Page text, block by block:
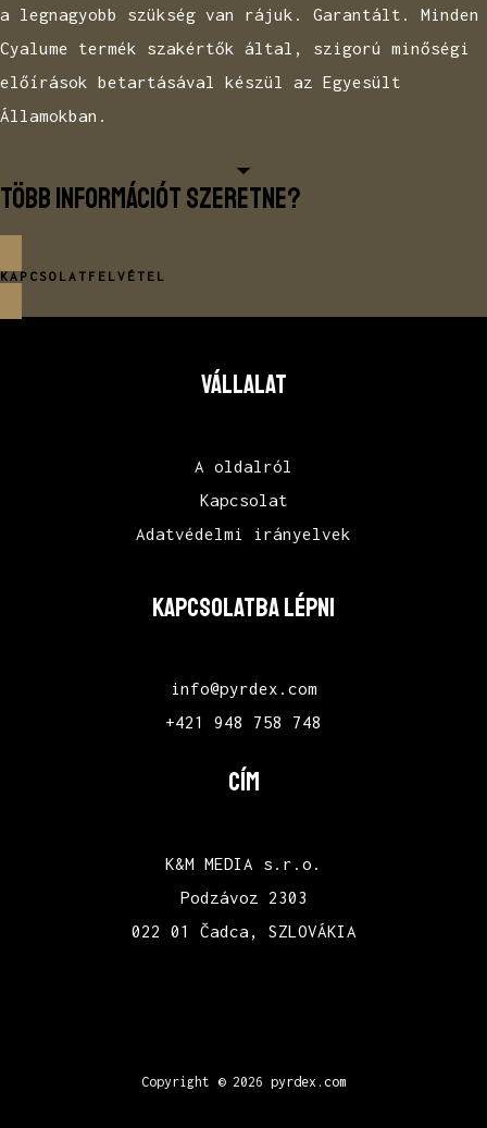
a legnagyobb szükség van rájuk. Garantált. Minden
Cyalume termék szakértők által, szigorú minőségi
előírások betartásával készül az Egyesült
Államokban.
Több információt szeretne?
KAPCSOLATFELVÉTEL
VÁLLALAT
A oldalról
Kapcsolat
Adatvédelmi irányelvek
KAPCSOLATBA LÉPNI
info@pyrdex.com
+421 948 758 748
CÍM
K&M MEDIA s.r.o.
Podzávoz 2303
022 01 Čadca, SZLOVÁKIA
Copyright © 2026 pyrdex.com